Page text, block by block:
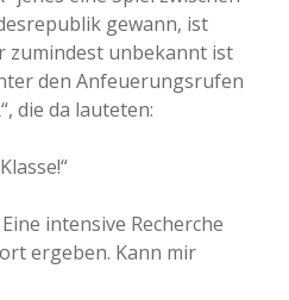
gewann, ist
zumindest unbekannt ist
den Anfeuerungsrufen
die da lauteten:
intensive Recherche
ergeben. Kann mir